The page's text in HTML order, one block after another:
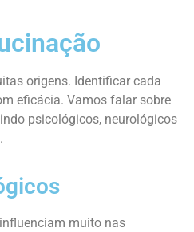
origens. Identificar cada
eficácia. Vamos falar sobre
psicológicos, neurológicos
muito nas